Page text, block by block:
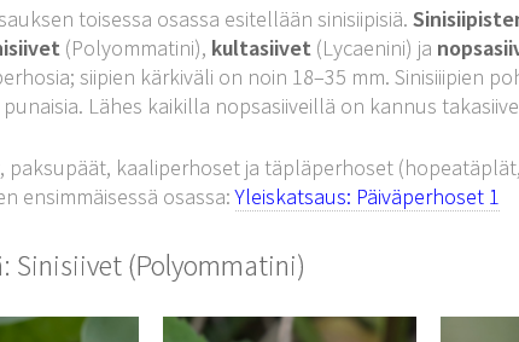
toisessa osassa esitellään sinisiipisiä.
(Polyommatini), kultasiivet (Lycaenini) ja
siipien kärkiväli on noin 18–35 mm. Sinisiiipien
Lähes kaikilla nopsasiiveillä on kannus
paksupäät, kaaliperhoset ja täpläperhoset
ensimmäisessä osassa:Yleiskatsaus: Päiväperhoset 1
Sinisiivet (Polyommatini)